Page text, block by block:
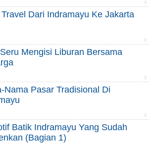
Dari Indramayu Ke Jakarta
Mengisi Liburan Bersama
Nama Pasar Tradisional Di
Batik Indramayu Yang Sudah
(Bagian 1)